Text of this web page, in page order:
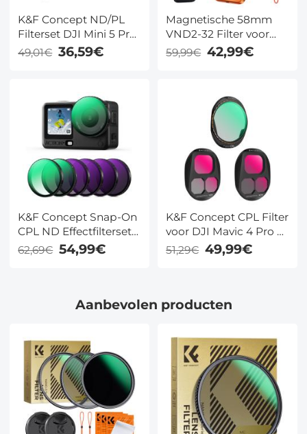
K&F Concept ND/PL
Filterset DJI Mini 5 Pro
– 6-Pack CPL ND4-64,
Schroefbaar Drone
49,01€ 36,59€
Magnetische 58mm
VND2-32 Filter voor
iPhone 17 Pro –
Variabel ND Filter met
59,99€ 42,99€
K&F Concept Snap-On
CPL ND Effectfilterset
voor DJI Osmo Action
6 6-Delige Set
Glas Multicoated
62,69€ 54,99€
K&F Concept CPL Filter
voor DJI Mavic 4 Pro –
Multi-Coated HD Glas
met Aluminium Frame
51,29€ 49,99€
Aanbevolen producten